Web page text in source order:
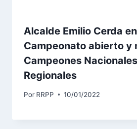
Alcalde Emilio Cerda en
Campeonato abierto y
Campeones
Regionales
Por RRPP 10/01/2022